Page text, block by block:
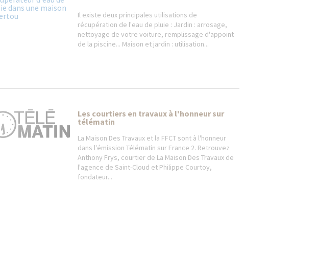
Il existe deux principales utilisations de
récupération de l'eau de pluie : Jardin : arrosage,
nettoyage de votre voiture, remplissage d'appoint
de la piscine... Maison et jardin : utilisation...
Les courtiers en travaux à l'honneur sur
télématin
La Maison Des Travaux et la FFCT sont à l'honneur
dans l'émission Télématin sur France 2. Retrouvez
Anthony Frys, courtier de La Maison Des Travaux de
l'agence de Saint-Cloud et Philippe Courtoy,
fondateur...